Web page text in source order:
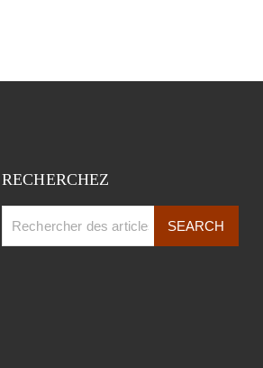
RECHERCHEZ